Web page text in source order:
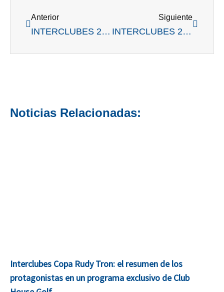
Anterior
INTERCLUBES 2013 : Mitre bicampeón
Siguiente
INTERCLUBES 2016: En una dramática definición, el RGC
Noticias Relacionadas:
Interclubes Copa Rudy Tron: el resumen de los
protagonistas en un programa exclusivo de Club